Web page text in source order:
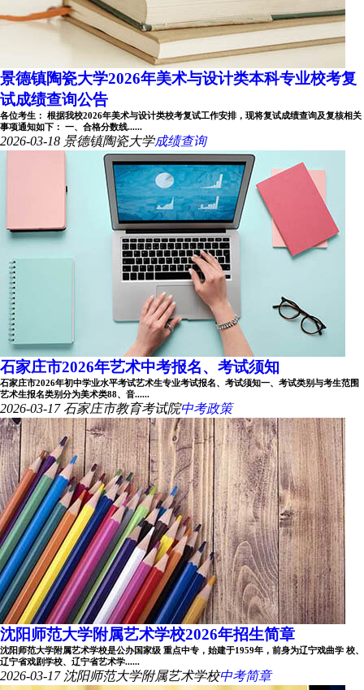
景德镇陶瓷大学2026年美术与设计类本科专业校考复
试成绩查询公告
各位考生： 根据我校2026年美术与设计类校考复试工作安排，现将复试成绩查询及复核相关
事项通知如下： 一、合格分数线......
2026-03-18 景德镇陶瓷大学成绩查询
石家庄市2026年艺术中考报名、考试须知
石家庄市2026年初中学业水平考试艺术生专业考试报名、考试须知一、考试类别与考生范围
艺术生报名类别分为美术类88、音......
2026-03-17 石家庄市教育考试院中考政策
沈阳师范大学附属艺术学校2026年招生简章
沈阳师范大学附属艺术学校是公办国家级 重点中专，始建于1959年，前身为辽宁戏曲学 校、
辽宁省戏剧学校、辽宁省艺术学......
2026-03-17 沈阳师范大学附属艺术学校中考简章